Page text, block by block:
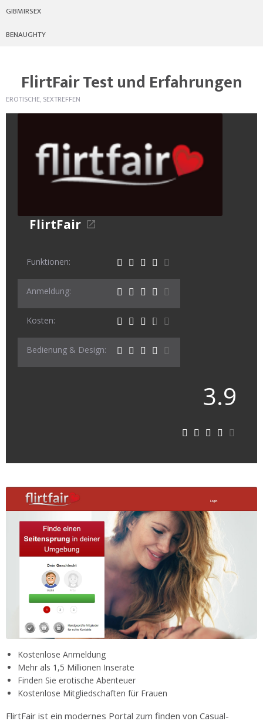
GIBMIRSEX
BENAUGHTY
FlirtFair Test und Erfahrungen
EROTISCHE, SEXTREFFEN
FlirtFair
Funktionen:
Anmeldung:
Kosten:
Bedienung & Design:
3.9
Kostenlose Anmeldung
Mehr als 1,5 Millionen Inserate
Finden Sie erotische Abenteuer
Kostenlose Mitgliedschaften für Frauen
FlirtFair ist ein modernes Portal zum finden von Casual-